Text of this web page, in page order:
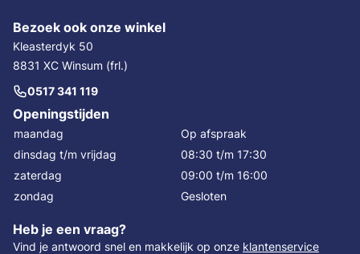
Bezoek ook onze winkel
Kleasterdyk 50
8831 XC Winsum (frl.)
0517 341 119
Openingstijden
maandag
Op afspraak
dinsdag t/m vrijdag
08:30 t/m 17:30
zaterdag
09:00 t/m 16:00
zondag
Gesloten
Heb je een vraag?
Vind je antwoord snel en makkelijk op onze klantenservice